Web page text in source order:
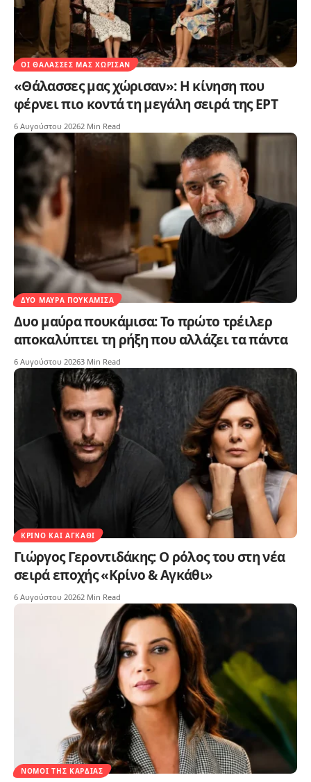
ΟΙ ΘΆΛΑΣΣΕΣ ΜΑΣ ΧΏΡΙΣΑΝ
«Θάλασσες μας χώρισαν»: Η κίνηση που
φέρνει πιο κοντά τη μεγάλη σειρά της ΕΡΤ
6 Αυγούστου 20262 Min Read
ΔΥΟ ΜΑΎΡΑ ΠΟΥΚΆΜΙΣΑ
Δυο μαύρα πουκάμισα: Το πρώτο τρέιλερ
αποκαλύπτει τη ρήξη που αλλάζει τα πάντα
6 Αυγούστου 20263 Min Read
ΚΡΊΝΟ ΚΑΙ ΑΓΚΆΘΙ
Γιώργος Γεροντιδάκης: Ο ρόλος του στη νέα
σειρά εποχής «Κρίνο & Αγκάθι»
6 Αυγούστου 20262 Min Read
ΝΌΜΟΙ ΤΗΣ ΚΑΡΔΙΆΣ